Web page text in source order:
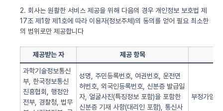
2. 회사는 원활한 서비스 제공을 위해 다음의 경우 개인정보 보호법 제
17조 제1항 제1호에 따라 이용자(정보주체)의 동의를 얻어 필요 최소한
의 범위로만 제공합니다
제공받는 자 제공 항목
과학기술정보통신
부, 한국정보통신
진흥협회, 행정안
전부, 경찰청, 법무
성명, 주민등록번호, 여권번호, 운전면
허번호, 외국인등록번호, 신분증 발급일
자, 얼굴사진(특징정보 포함)을 포함한
신분증 기재 사항(대리인 포함), 통신사
부정가입